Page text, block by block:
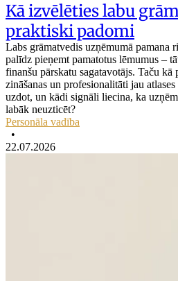
Kā izvēlēties labu
praktiski padomi
Labs grāmatvedis uzņēmumā pamana
palīdz pieņemt pamatotus lēmumus –
finanšu pārskatu sagatavotājs. Taču kā
zināšanas un profesionalitāti jau
uzdot, un kādi signāli liecina, ka
labāk neuzticēt?
Personāla vadība
•
22.07.2026